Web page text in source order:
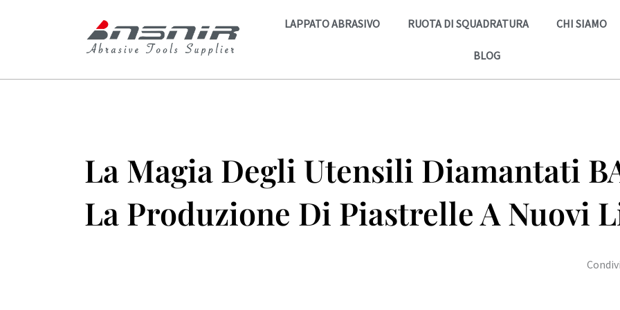
LAPPATO ABRASIVO RUOTA DI SQUADRATURA CHI SIAMO
BLOG
La Magia Degli Utensili Diamantati
La Produzione Di Piastrelle A Nuovi